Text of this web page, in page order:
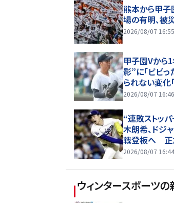
熊本から甲
場の有明、被
2026/08/07 16:55
甲子園Vから
影”に「ビビ
られない変化
2026/08/07 16:46
“連敗ストッ
木朗希、ドジ
戦登板へ 正
戦で「ササキ
2026/08/07 16:44
ウィンタースポーツの